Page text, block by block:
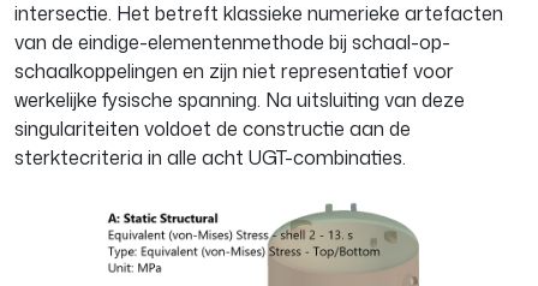
intersectie. Het betreft klassieke numerieke artefacten
van de eindige-elementenmethode bij schaal-op-
schaalkoppelingen en zijn niet representatief voor
werkelijke fysische spanning. Na uitsluiting van deze
singulariteiten voldoet de constructie aan de
sterktecriteria in alle acht UGT-combinaties.